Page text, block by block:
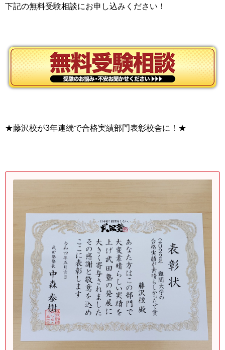
下記の無料受験相談にお申し込みください！
★藤沢校が3年連続で合格実績部門表彰校舎に！★